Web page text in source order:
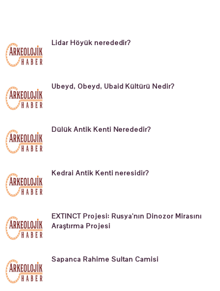
Lidar Höyük nerededir?
Ubeyd, Obeyd, Ubaid Kültürü Nedir?
Dülük Antik Kenti Nerededir?
Kedrai Antik Kenti neresidir?
EXTINCT Projesi: Rusya'nın Dinozor Mirasını
Araştırma Projesi
Sapanca Rahime Sultan Camisi